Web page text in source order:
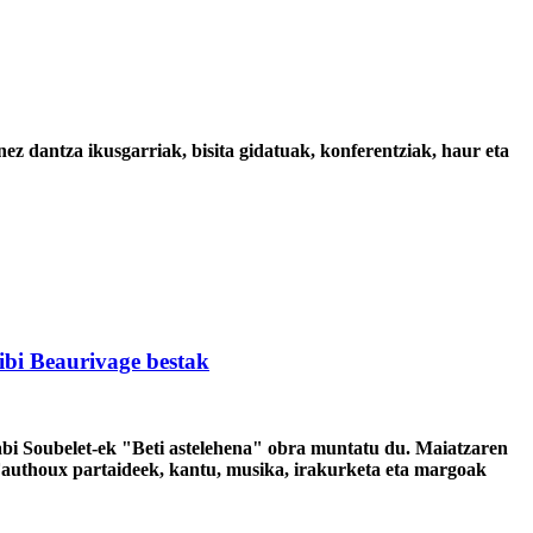
dantza ikusgarriak, bisita gidatuak, konferentziak, haur eta
Beaurivage bestak
Soubelet-ek "Beti astelehena" obra muntatu du. Maiatzaren
partaideek, kantu, musika, irakurketa eta margoak